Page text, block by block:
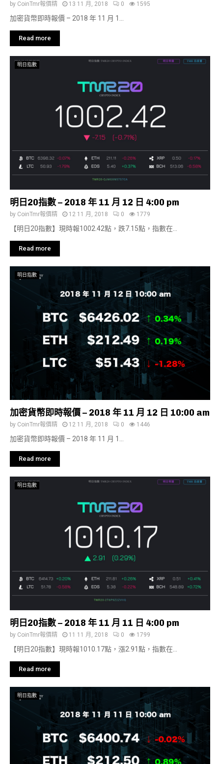
by CoinTmr報價精 13 11 月, 2018 0 1595
加密貨幣即時報價 – 2018 年 11 月 1...
Read more
明日指數
明日20指數 – 2018 年 11 月 12 日 4:00 pm
by CoinTmr報價精 12 11 月, 2018 0 1779
【明日20指數】現時報1002.42點，跌7.15點，指數在...
Read more
明日指數
加密貨幣即時報價 – 2018 年 11 月 12 日 10:00 am
by CoinTmr報價精 12 11 月, 2018 0 1446
加密貨幣即時報價 – 2018 年 11 月 1...
Read more
明日指數
明日20指數 – 2018 年 11 月 11 日 4:00 pm
by CoinTmr報價精 11 11 月, 2018 0 1799
【明日20指數】現時報1010.17點，漲2.91點，指數在...
Read more
明日指數